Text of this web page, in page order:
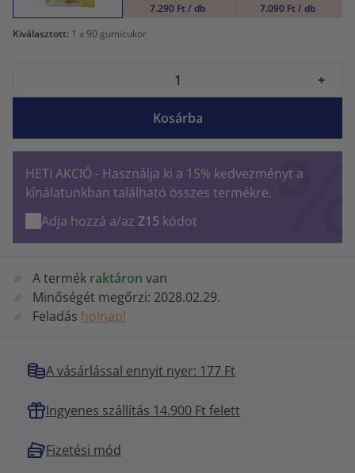
7.290 Ft / db
7.090 Ft / db
Kiválasztott: 1 x 90 gumicukor
+
Kosárba
HETI AKCIÓ - Használja ki a 15% kedvezményt a
kínálatunkban található összes termékre.
Adja hozzá a/az Z15 kódot
A termék raktáron van
Minőségét megőrzi: 2028.02.29.
Feladás holnap!
A vásárlással ennyit nyer: 177 Ft
Ingyenes szállítás 14.900 Ft felett
Fizetési mód